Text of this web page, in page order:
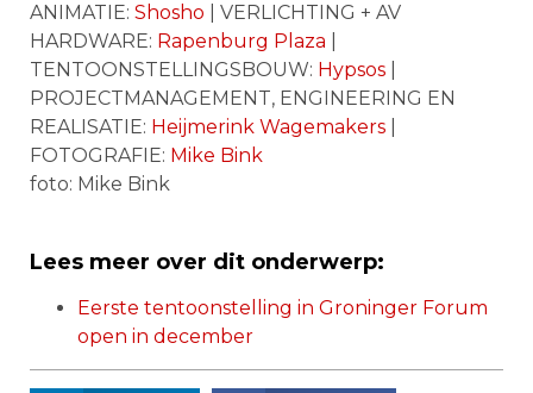
ANIMATIE: Shosho | VERLICHTING + AV
HARDWARE: Rapenburg Plaza
TENTOONSTELLINGSBOUW: Hypsos
PROJECTMANAGEMENT, ENGINEERING EN
REALISATIE: Heijmerink Wagemakers
FOTOGRAFIE: Mike Bink
foto: Mike Bink
Lees meer over dit onderwerp:
Eerste tentoonstelling in Groninger Forum
open in december